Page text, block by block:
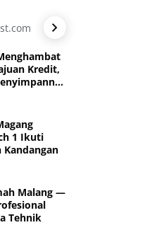
NarasiNews.com
Kredit,
1 Ikuti
Malang —
Tehnik